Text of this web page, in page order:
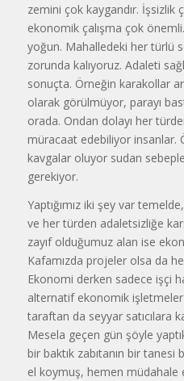
zemini çok kaygandır. İşsizlik
ekonomik çalışma çok
yoğun. Mahalledeki her türlü
zorunda kalıyoruz. Adaleti
sonuçta. Örneğin karakollar
olarak görülmüyor, parayı
orada. Ondan dolayı her
müracaat edebiliyor insanlar.
kavgalar oluyor sudan
gerekiyor.
Yaptığımız iki şey var
ve her türden adaletsizliğe
zayıf olduğumuz alan ise
Kafamızda projeler olsa da
Ekonomi derken sadece işçi
alternatif ekonomik
taraftan da seyyar satıcılara
Mesela geçen gün şöyle
bir baktık zabıtanın bir tanesi
el koymuş, hemen müdahale